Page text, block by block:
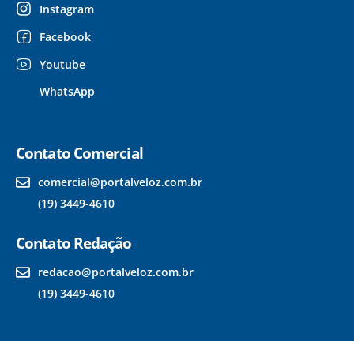
Instagram
Facebook
Youtube
WhatsApp
Contato Comercial
comercial@portalveloz.com.br
(19) 3449-4610
Contato Redação
redacao@portalveloz.com.br
(19) 3449-4610